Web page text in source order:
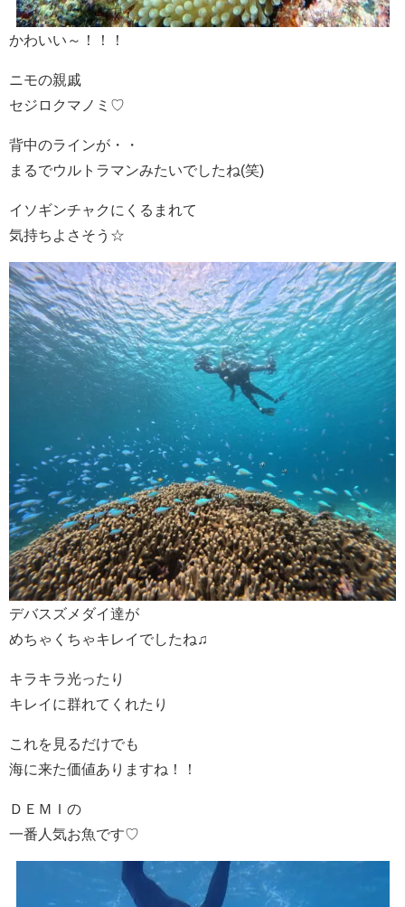
かわいい～！！！
ニモの親戚
セジロクマノミ♡
背中のラインが・・
まるでウルトラマンみたいでしたね(笑)
イソギンチャクにくるまれて
気持ちよさそう☆
デバスズメダイ達が
めちゃくちゃキレイでしたね♫
キラキラ光ったり
キレイに群れてくれたり
これを見るだけでも
海に来た価値ありますね！！
ＤＥＭＩの
一番人気お魚です♡